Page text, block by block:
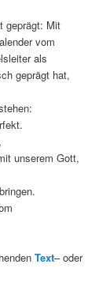
geprägt: Mit
vom
als
geprägt hat,
unserem Gott,
Text– oder